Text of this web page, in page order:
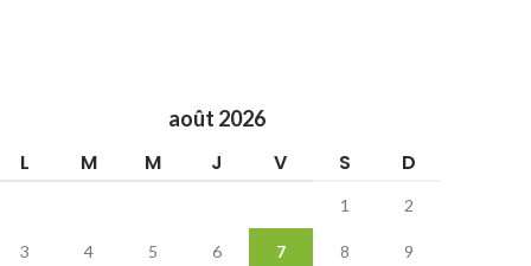
août 2026
L M M J V S D
1 2
3 4 5 6 7 8 9